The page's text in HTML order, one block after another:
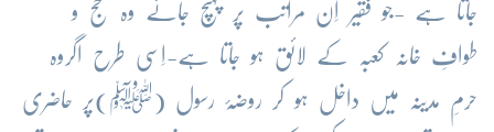
جاتا ہے -جو فقیر اِن مراتب پر پہنچ جائے وہ حج و
طوافِ خانہ کعبہ کے لائق ہو جاتا ہے-اِسی طرح اگروہ
حرمِ مدینہ میں داخل ہو کر روضۂ رسول (ﷺ)پر حاضری